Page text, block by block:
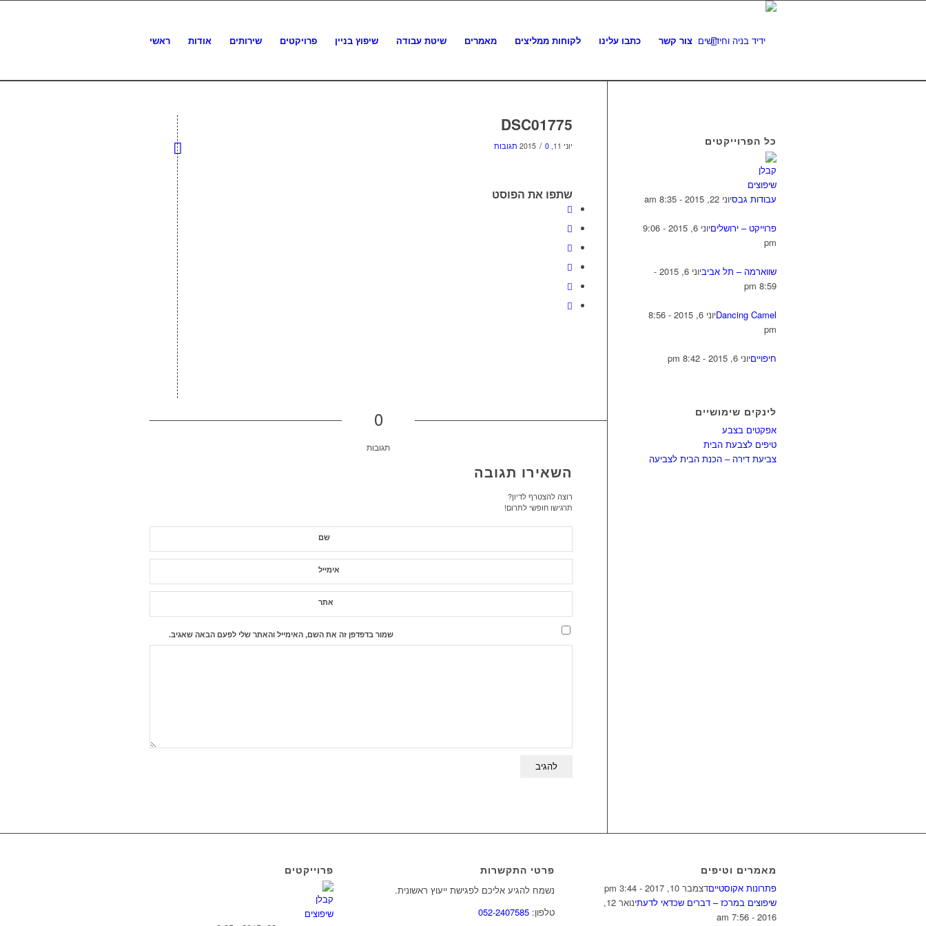
ראשי אודות שירותים פרויקטים שיפוץ בניין שיטת עבודה מאמרים לקוחות ממליצים כתבו עלינו צור קשר
DSC01775
יוני 11, 2015 / 0 תגובות
שתפו את הפוסט
0
תגובות
השאירו תגובה
רוצה להצטרף לדיון?
תרגישו חופשי לתרום!
שם
אימייל
אתר
שמור בדפדפן זה את השם, האימייל והאתר שלי לפעם הבאה שאגיב.
כל הפרוייקטים
עבודות גבסיוני 22, 2015 - 8:35 am
פרוייקט – ירושלים
יוני 6, 2015 - 9:06
pm
שווארמה – תל אביב
יוני 6, 2015 -
8:59 pm
Dancing Camel
יוני 6, 2015 - 8:56
pm
חיפוייםיוני 6, 2015 - 8:42 pm
לינקים שימושיים
אפקטים בצבע
טיפים לצבעת הבית
צביעת דירה – הכנת הבית לצביעה
פרוייקטים פרטי התקשרות
נשמח להגיע אליכם לפגישת ייעוץ ראשונית.
טלפון: 052-2407585
מאמרים וטיפים
פתרונות אקוסטייםדצמבר 10, 2017 - 3:44 pm
שיפוצים במרכז – דברים שכדאי לדעת
ינואר 12,
2016 - 7:56 am